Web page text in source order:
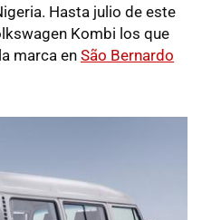
Hasta julio de este
Kombi los que
marca en São Bernardo